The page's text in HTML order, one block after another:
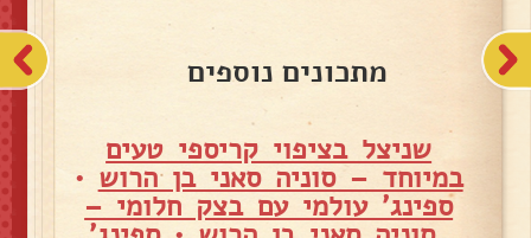
מתכונים נוספים
שניצל בציפוי קריספי טעים
במיוחד – סוניה סאני בן הרוש •
ספינג' עולמי עם בצק חלומי –